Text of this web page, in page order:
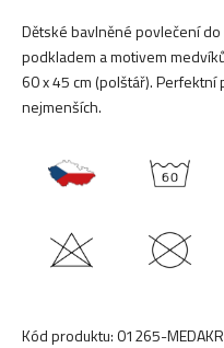
Dětské bavlněné povlečení
podkladem a motivem
60 x 45 cm (polštář).
nejmenších.
Kód produktu:01265-